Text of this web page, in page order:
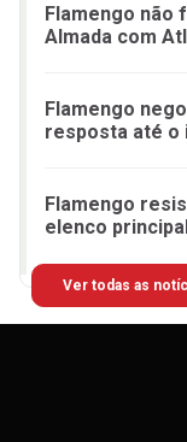
Flamengo não
Almada com
Flamengo
resposta até o
Flamengo
elenco
Ver todas as